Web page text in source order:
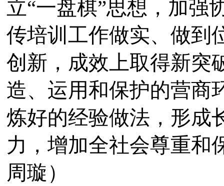
立“一盘棋”思想，加强
传培训工作做实、做到
创新，成效上取得新突
造、运用和保护的营商
炼好的经验做法，形成
力，增加全社会尊重和
周璇）